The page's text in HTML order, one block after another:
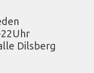
Dilsberg